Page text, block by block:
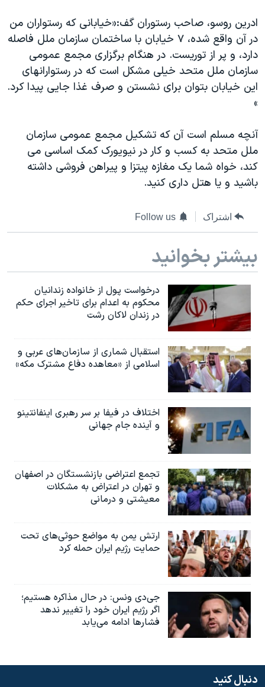
ادرین روسو، صاحب رستوران گف:«خیابانی که رستواران من
در آن واقع شده، ۷ خیابان با ساختمان سازمان ملل فاصله
دارد، و پر از توریست. در هنگام برگزاری مجمع عمومی
سازمان ملل متحد خیلی مشکل است که در رستوارانهای
این خیابان بتوان برای نشستن و صرف غذا جایی پیدا کرد.
»
آنچه مسلم است آن که تشکیل مجمع عمومی سازمان
ملل متحد به کسب و کار در نیویورک کمک اساسی می
کند، خواه شما یک مغازه پیتزا و پیراهن فروشی داشته
باشید و یا هتل داری کنید.
اشتراک Follow us
بیشتر بخوانید
درخواست پول از خانواده زندانیان
محکوم به‌ اعدام برای تاخیر اجرای حکم
در زندان لاکان رشت
استقبال شماری از سازمان‌های عربی و
اسلامی از «معاهده دفاع مشترک مکه»
اختلاف در فیفا بر سر رهبری اینفانتینو
و آینده جام جهانی
تجمع اعتراضی بازنشستگان در اصفهان
و تهران در اعتراض به مشکلات
معیشتی و درمانی
ارتش یمن به مواضع حوثی‌های تحت
حمایت رژیم ایران حمله کرد
جی‌دی ونس: در حال مذاکره هستیم؛
اگر رژیم ایران خود را تغییر ندهد
فشارها ادامه می‌یابد
دنبال کنید